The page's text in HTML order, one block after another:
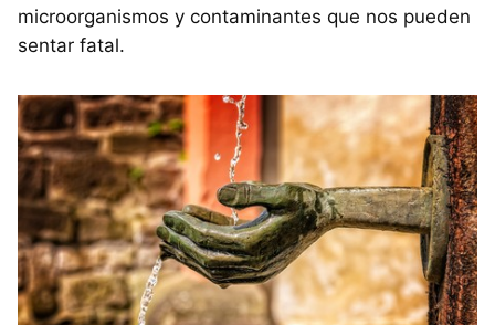
microorganismos y contaminantes que nos pueden
sentar fatal.